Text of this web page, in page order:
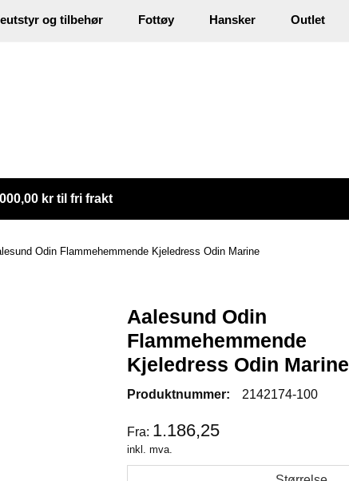
inkl. mva. Min side
og tilbehør Fottøy Hansker Outlet
kr til fri frakt
Odin Flammehemmende Kjeledress Odin Marine
Aalesund Odin
Flammehemmende
Kjeledress Odin Marine
Produktnummer: 2142174-100
Fra: 1.186,25
inkl. mva.